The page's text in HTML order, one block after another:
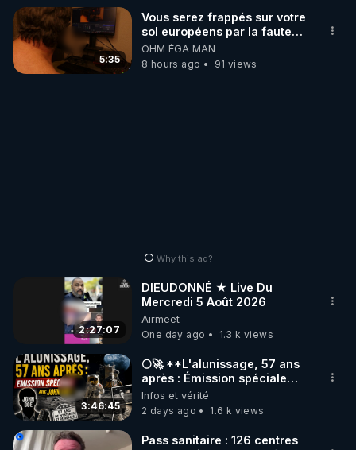
5:35
Vous serez frappés sur votre
sol européens par la faute
des dirigeants qui s'en
mettent dans le nez
OHM ÉGA MAN
8 hours ago
91 views
Why this ad?
2:27:07
DIEUDONNÉ ★ Live Du
Mercredi 5 Août 2026
Airmeet
One day ago
1.3 k views
3:46:45
🌕🚀 **L'alunissage, 57 ans
après : Émission spéciale
avec John Doe !** 👨 🚀✨
Infos et vérité
2 days ago
1.6 k views
Pass sanitaire : 126 centres